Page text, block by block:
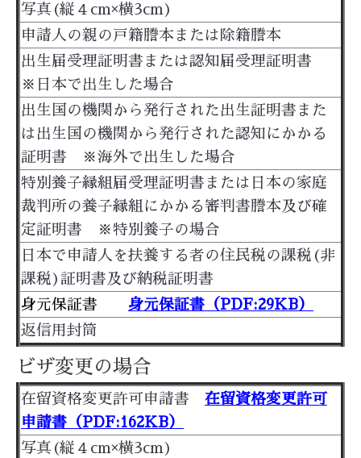
写真(縦４cm×横3cm)
申請人の親の戸籍謄本または除籍謄本
出生届受理証明書または認知届受理証明書
※日本で出生した場合
出生国の機関から発行された出生証明書また
は出生国の機関から発行された認知にかかる
証明書 ※海外で出生した場合
特別養子縁組届受理証明書または日本の家庭
裁判所の養子縁組にかかる審判書謄本及び確
定証明書 ※特別養子の場合
日本で申請人を扶養する者の住民税の課税(非
課税)証明書及び納税証明書
身元保証書
身元保証書（PDF:29KB）
返信用封筒
ビザ変更の場合
在留資格変更許可申請書 在留資格変更許可
申請書（PDF:162KB）
写真(縦４cm×横3cm)